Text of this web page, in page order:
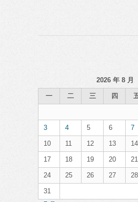
2026 年 8 月
一 二 三 四
3 4 5 6 7
10 11 12 13 14
17 18 19 20 21
24 25 26 27 28
31